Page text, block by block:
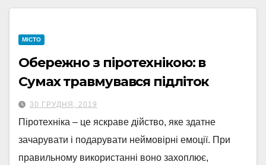
МІСТО
Обережно з піротехнікою: в
Сумах травмувався підліток
30 ГРУДНЯ, 2019
Піротехніка – це яскраве дійство, яке здатне
зачарувати і подарувати неймовірні емоції. При
правильному використанні воно захоплює,